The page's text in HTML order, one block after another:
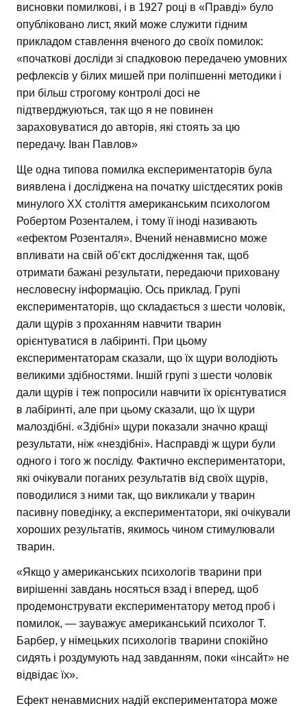
висновки помилкові, і в 1927 році в «Правді» було
опубліковано лист, який може служити гідним
прикладом ставлення вченого до своїх помилок:
«початкові досліди зі спадковою передачею умовних
рефлексів у білих мишей при поліпшенні методики і
при більш строгому контролі досі не
підтверджуються, так що я не повинен
зараховуватися до авторів, які стоять за цю
передачу. Іван Павлов»
Ще одна типова помилка експериментаторів була
виявлена і досліджена на початку шістдесятих років
минулого ХХ століття американським психологом
Робертом Розенталем, і тому її іноді називають
«ефектом Розенталя». Вчений ненавмисно може
впливати на свій об’єкт дослідження так, щоб
отримати бажані результати, передаючи приховану
несловесну інформацію. Ось приклад. Групі
експериментаторів, що складається з шести чоловік,
дали щурів з проханням навчити тварин
орієнтуватися в лабіринті. При цьому
експериментаторам сказали, що їх щури володіють
великими здібностями. Іншій групі з шести чоловік
дали щурів і теж попросили навчити їх орієнтуватися
в лабіринті, але при цьому сказали, що їх щури
малоздібні. «Здібні» щури показали значно кращі
результати, ніж «нездібні». Насправді ж щури були
одного і того ж посліду. Фактично експериментатори,
які очікували поганих результатів від своїх щурів,
поводилися з ними так, що викликали у тварин
пасивну поведінку, а експериментатори, які очікували
хороших результатів, якимось чином стимулювали
тварин.
«Якщо у американських психологів тварини при
вирішенні завдань носяться взад і вперед, щоб
продемонструвати експериментатору метод проб і
помилок, — зауважує американський психолог Т.
Барбер, у німецьких психологів тварини спокійно
сидять і роздумують над завданням, поки «інсайт» не
відвідає їх».
Ефект ненавмисних надій експериментатора може